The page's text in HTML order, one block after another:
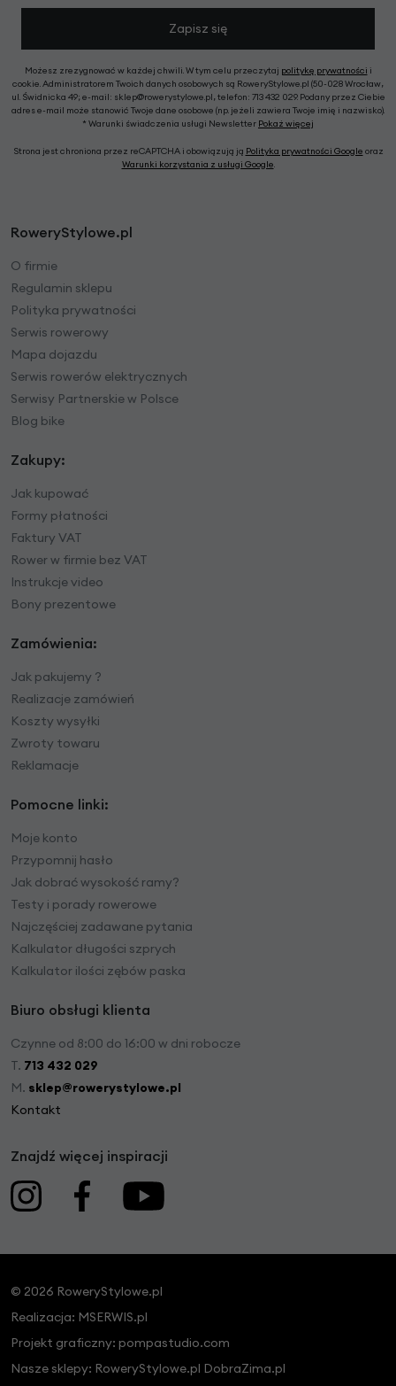
Zapisz się
Możesz zrezygnować w każdej chwili. W tym celu przeczytaj politykę prywatności i
cookie. Administratorem Twoich danych osobowych są RoweryStylowe.pl (50-028 Wrocław,
ul. Świdnicka 49; e-mail: sklep@rowerystylowe.pl, telefon: 713 432 029. Podany przez Ciebie
adres e-mail może stanowić Twoje dane osobowe (np. jeżeli zawiera Twoje imię i nazwisko).
* Warunki świadczenia usługi Newsletter Pokaż więcej
Strona jest chroniona przez reCAPTCHA i obowiązują ją Polityka prywatności Google oraz
Warunki korzystania z usługi Google.
RoweryStylowe.pl
O firmie
Regulamin sklepu
Polityka prywatności
Serwis rowerowy
Mapa dojazdu
Serwis rowerów elektrycznych
Serwisy Partnerskie w Polsce
Blog bike
Zakupy:
Jak kupować
Formy płatności
Faktury VAT
Rower w firmie bez VAT
Instrukcje video
Bony prezentowe
Zamówienia:
Jak pakujemy ?
Realizacje zamówień
Koszty wysyłki
Zwroty towaru
Reklamacje
Pomocne linki:
Moje konto
Przypomnij hasło
Jak dobrać wysokość ramy?
Testy i porady rowerowe
Najczęściej zadawane pytania
Kalkulator długości szprych
Kalkulator ilości zębów paska
Biuro obsługi klienta
Czynne od 8:00 do 16:00 w dni robocze
T. 713 432 029
M. sklep@rowerystylowe.pl
Kontakt
Znajdź więcej inspiracji
© 2026 RoweryStylowe.pl
Realizacja: MSERWIS.pl
Projekt graficzny: pompastudio.com
Nasze sklepy: RoweryStylowe.pl DobraZima.pl